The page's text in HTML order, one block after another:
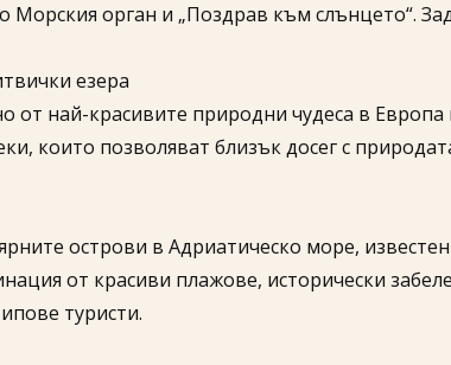
Морския орган и „Поздрав към слънцето“.
езера
от най-красивите природни чудеса в
които позволяват близък досег с
острови в Адриатическо море,
от красиви плажове, исторически
туристи.